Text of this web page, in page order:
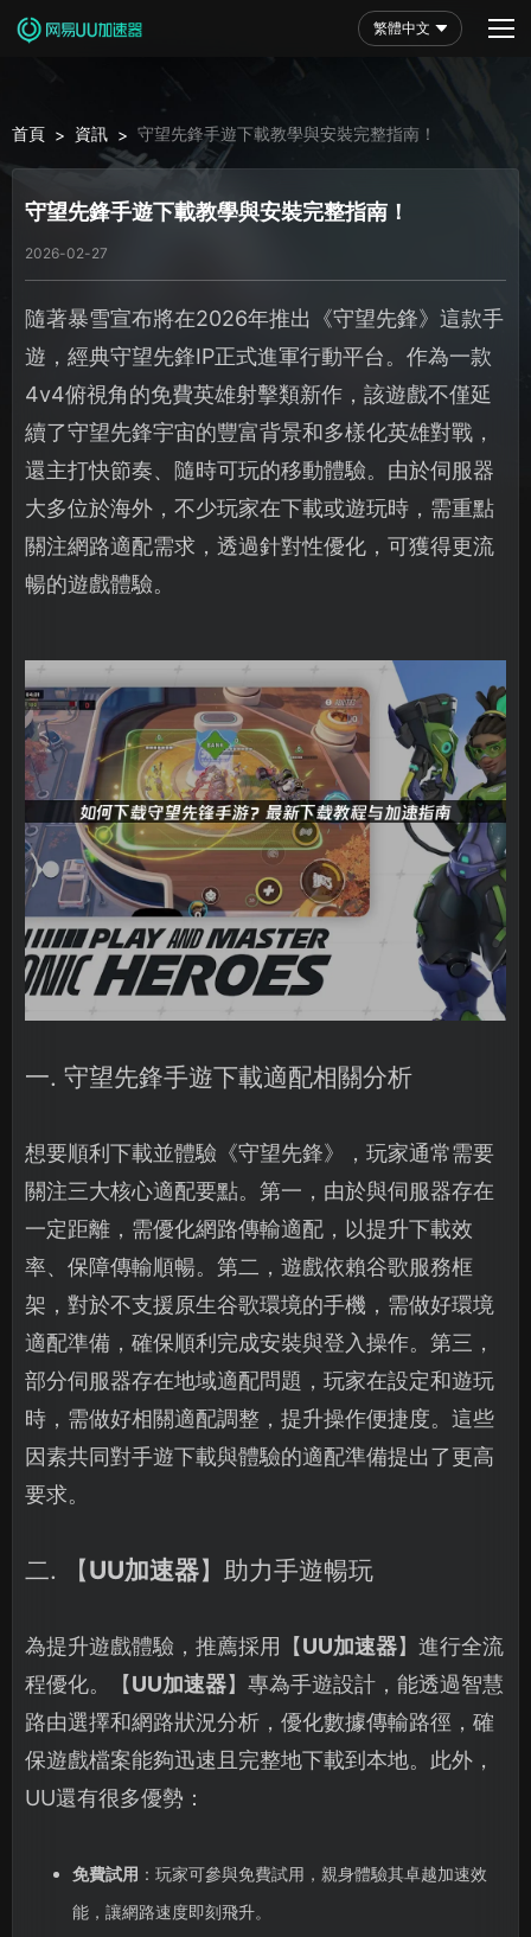
繁體中文
首頁 > 資訊 > 守望先鋒手遊下載教學與安裝完整指南！
守望先鋒手遊下載教學與安裝完整指南！
2026-02-27
隨著暴雪宣布將在2026年推出《守望先鋒》這款手
遊，經典守望先鋒IP正式進軍行動平台。作為一款
4v4俯視角的免費英雄射擊類新作，該遊戲不僅延
續了守望先鋒宇宙的豐富背景和多樣化英雄對戰，
還主打快節奏、隨時可玩的移動體驗。由於伺服器
大多位於海外，不少玩家在下載或遊玩時，需重點
關注網路適配需求，透過針對性優化，可獲得更流
暢的遊戲體驗。
一. 守望先鋒手遊下載適配相關分析
想要順利下載並體驗《守望先鋒》，玩家通常需要
關注三大核心適配要點。第一，由於與伺服器存在
一定距離，需優化網路傳輸適配，以提升下載效
率、保障傳輸順暢。第二，遊戲依賴谷歌服務框
架，對於不支援原生谷歌環境的手機，需做好環境
適配準備，確保順利完成安裝與登入操作。第三，
部分伺服器存在地域適配問題，玩家在設定和遊玩
時，需做好相關適配調整，提升操作便捷度。這些
因素共同對手遊下載與體驗的適配準備提出了更高
要求。
二. 【UU加速器】助力手遊暢玩
為提升遊戲體驗，推薦採用【UU加速器】進行全流
程優化。【UU加速器】專為手遊設計，能透過智慧
路由選擇和網路狀況分析，優化數據傳輸路徑，確
保遊戲檔案能夠迅速且完整地下載到本地。此外，
UU還有很多優勢：
免費試用 ：玩家可參與免費試用，親身體驗其卓越加速效
能，讓網路速度即刻飛升。